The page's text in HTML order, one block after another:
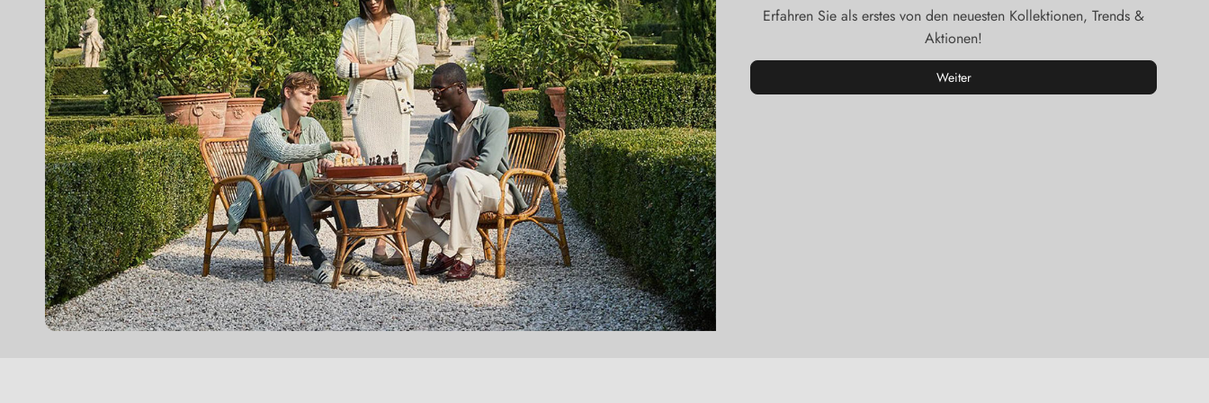
Erfahren Sie als erstes von den neuesten Kollektionen, Trends &
Aktionen!
Weiter